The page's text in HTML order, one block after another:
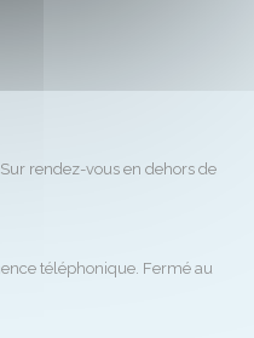
rendez-vous en dehors de
téléphonique. Fermé au